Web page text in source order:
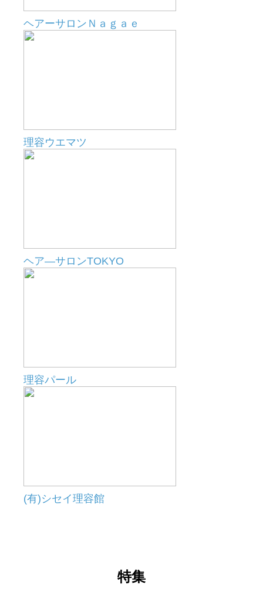
ヘアーサロンＮａｇａｅ
理容ウエマツ
ヘア―サロンTOKYO
理容パール
(有)シセイ理容館
特集